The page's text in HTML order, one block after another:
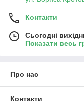
Контакти
Сьогодні
Показати весь
Про нас
Контакти